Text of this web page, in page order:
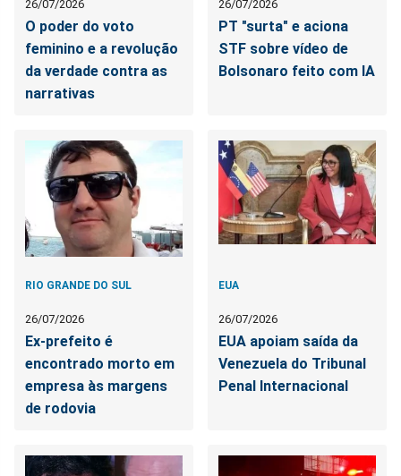
26/07/2026
O poder do voto
feminino e a revolução
da verdade contra as
narrativas
26/07/2026
PT "surta" e aciona
STF sobre vídeo de
Bolsonaro feito com IA
RIO GRANDE DO SUL
26/07/2026
Ex-prefeito é
encontrado morto em
empresa às margens
de rodovia
EUA
26/07/2026
EUA apoiam saída da
Venezuela do Tribunal
Penal Internacional